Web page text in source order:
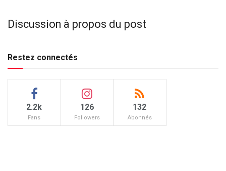
Discussion à propos du post
Restez connectés
2.2k
Fans
126
Followers
132
Abonnés